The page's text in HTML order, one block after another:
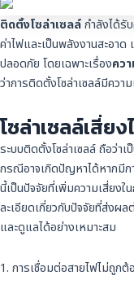
ติดตั้งโซล่าเซลล์กำลังได้รั
ค่าไฟและเป็นพลังงานสะอา
ปลอดภัย โดยเฉพาะเรื่องคว
ว่าการติดตั้งโซล่าเซลล์มีควา
โซล่าเซลล์เสี่ย
ระบบติดตั้งโซล่าเซลล์ ถือว่า
กรณีอาจเกิดปัญหาได้หากมีก
นี้เป็นปัจจัยที่เพิ่มความเสี่ยงใ
ละเอียดเกี่ยวกับปัจจัยที่ส่งผ
และดูแลได้อย่างเหมาะสม
1. การเชื่อมต่อสายไฟไม่ถูก